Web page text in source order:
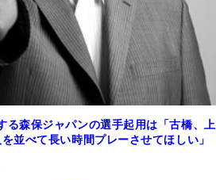
る森保ジャパンの選手起用は「古橋、上
並べて長い時間プレーさせてほしい」